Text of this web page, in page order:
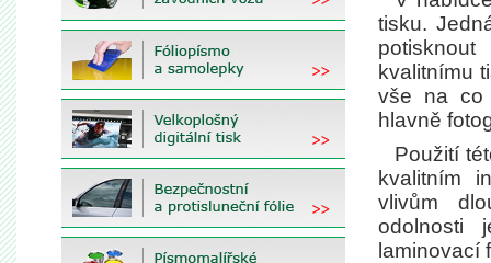
tisku.
kvalitnímu
vše na co
hlavně
Použití
kvalitním
vlivům
odolnosti
laminovací